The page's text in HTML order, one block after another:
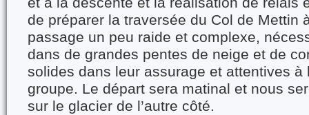
de préparer la traversée du Col de Mettin
passage un peu raide et complexe,
dans de grandes pentes de neige et de
solides dans leur assurage et attentives à
groupe. Le départ sera matinal et nous
sur le glacier de l’autre côté.